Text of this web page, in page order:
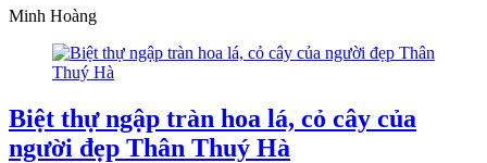
Minh Hoàng
Biệt thự ngập tràn hoa lá, cỏ cây của
người đẹp Thân Thuý Hà